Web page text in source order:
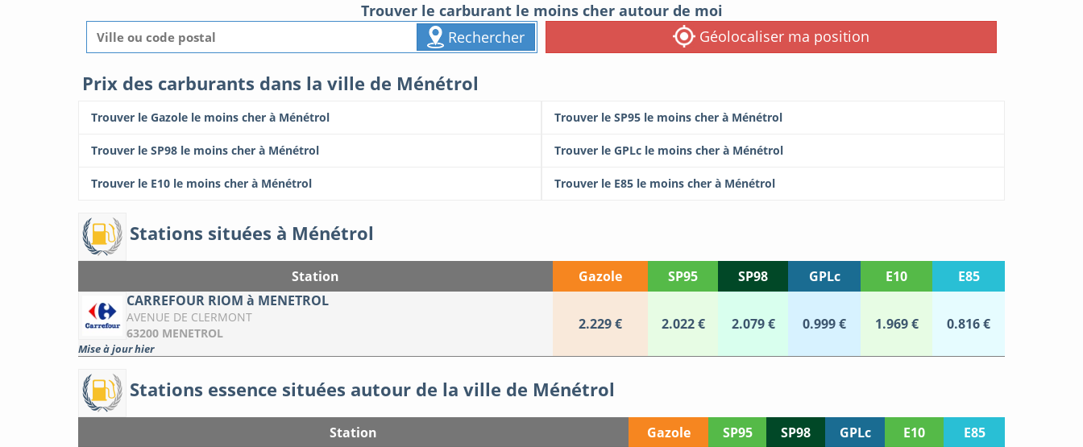
Trouver le carburant le moins cher autour de moi
Rechercher
Géolocaliser ma position
Prix des carburants dans la ville de Ménétrol
Trouver le Gazole le moins cher à Ménétrol Trouver le SP95 le moins cher à Ménétrol
Trouver le SP98 le moins cher à Ménétrol Trouver le GPLc le moins cher à Ménétrol
Trouver le E10 le moins cher à Ménétrol Trouver le E85 le moins cher à Ménétrol
Stations situées à Ménétrol
Station Gazole SP95 SP98 GPLc E10
E85
CARREFOUR RIOM à MENETROL
AVENUE DE CLERMONT
63200 MENETROL
Mise à jour hier
2.229 € 2.022 € 2.079 € 0.999 € 1.969 € 0.816 €
Stations essence situées autour de la ville de Ménétrol
Station Gazole SP95 SP98 GPLc E10
E85